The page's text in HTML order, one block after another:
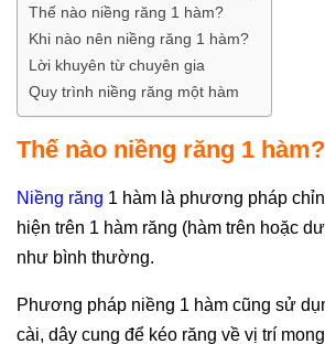
Thế nào niềng răng 1 hàm?
Khi nào nên niềng răng 1 hàm?
Lời khuyên từ chuyên gia
Quy trình niềng răng một hàm
Thế nào niềng răng 1 hàm?
Niềng răng 1 hàm là phương pháp
hiện trên 1 hàm răng (hàm trên hoặc
như bình thường.
Phương pháp niềng 1 hàm cũng sử
cài, dây cung để kéo răng về vị trí